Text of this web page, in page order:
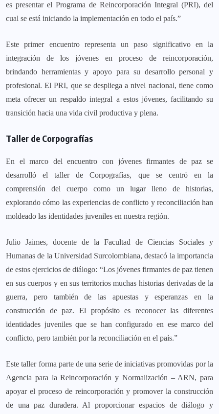
es presentar el Programa de Reincorporación Integral (PRI), del
cual se está iniciando la implementación en todo el país.”
Este primer encuentro representa un paso significativo en la
integración de los jóvenes en proceso de reincorporación,
brindando herramientas y apoyo para su desarrollo personal y
profesional. El PRI, que se despliega a nivel nacional, tiene como
meta ofrecer un respaldo integral a estos jóvenes, facilitando su
transición hacia una vida civil productiva y plena.
Taller de Corpografías
En el marco del encuentro con jóvenes firmantes de paz se
desarrolló el taller de Corpografías, que se centró en la
comprensión del cuerpo como un lugar lleno de historias,
explorando cómo las experiencias de conflicto y reconciliación han
moldeado las identidades juveniles en nuestra región.
Julio Jaimes, docente de la Facultad de Ciencias Sociales y
Humanas de la Universidad Surcolombiana, destacó la importancia
de estos ejercicios de diálogo: “Los jóvenes firmantes de paz tienen
en sus cuerpos y en sus territorios muchas historias derivadas de la
guerra, pero también de las apuestas y esperanzas en la
construcción de paz. El propósito es reconocer las diferentes
identidades juveniles que se han configurado en ese marco del
conflicto, pero también por la reconciliación en el país.”
Este taller forma parte de una serie de iniciativas promovidas por la
Agencia para la Reincorporación y Normalización – ARN, para
apoyar el proceso de reincorporación y promover la construcción
de una paz duradera. Al proporcionar espacios de diálogo y